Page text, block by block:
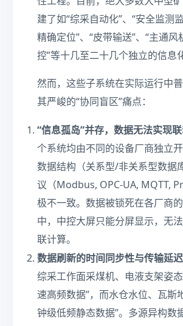
建了如“综采自动化”、“安全监测
精确定位”、“皮带输送”、“主通风
控”等十几至二十几个独立的信息
然而，这些子系统在实际运行中
其严峻的“协同盲区”痛点：
“信息孤岛”并存，数据无法实现
个系统均由不同的设备厂商独立
数据结构（关系型/非关系型数据
议（Modbus, OPC-UA, MQTT,
极不一致。数据被锁死在各厂商
中，中控大屏只能分屏显示，无
联计算。
数据刷新的时间同步性与传输延
综采工作面采煤机、电液支架姿
速高频数据”，而水仓水位、瓦斯
钟级低频静态数据”。多源异构数